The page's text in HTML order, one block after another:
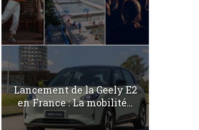
Lancement de la Geely E2
en France : La mobilité...